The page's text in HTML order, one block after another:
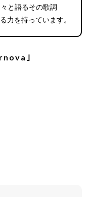
と語るその歌詞
力を持っています。
｣